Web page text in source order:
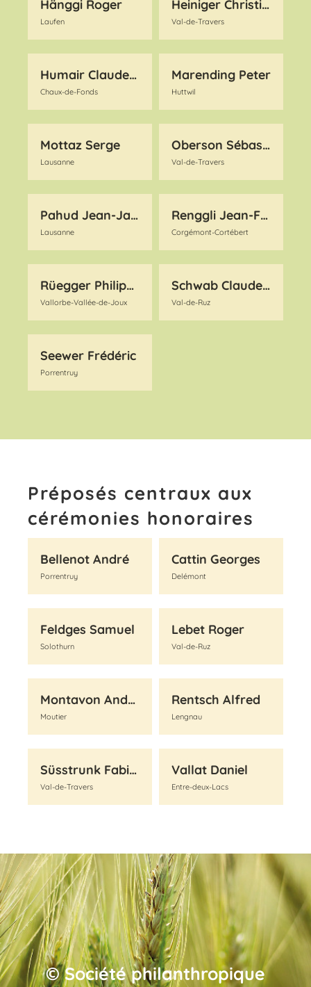
Hänggi Roger
Laufen
Heiniger Christian
Val-de-Travers
Humair Claude-André
Chaux-de-Fonds
Marending Peter
Huttwil
Mottaz Serge
Lausanne
Oberson Sébastien
Val-de-Travers
Pahud Jean-Jacques
Lausanne
Renggli Jean-Francis
Corgémont-Cortébert
Rüegger Philippe
Vallorbe-Vallée-de-Joux
Schwab Claude Alain
Val-de-Ruz
Seewer Frédéric
Porrentruy
Préposés centraux aux
cérémonies honoraires
Bellenot André
Porrentruy
Cattin Georges
Delémont
Feldges Samuel
Solothurn
Lebet Roger
Val-de-Ruz
Montavon André
Moutier
Rentsch Alfred
Lengnau
Süsstrunk Fabien
Val-de-Travers
Vallat Daniel
Entre-deux-Lacs
© Société philanthropique